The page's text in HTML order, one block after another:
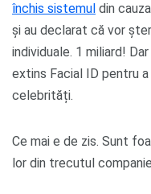
închis sistemul din
și au declarat că vor
individuale. 1 miliard!
extins Facial ID pentru
celebrități.
Ce mai e de zis. Sunt
lor din trecutul